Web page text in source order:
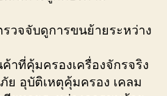
รวจจับดูการขนย้ายระหว่าง
าที่คุ้มครองเครื่องจักรจริง
ย อุบัติเหตุคุ้มครอง เคลม